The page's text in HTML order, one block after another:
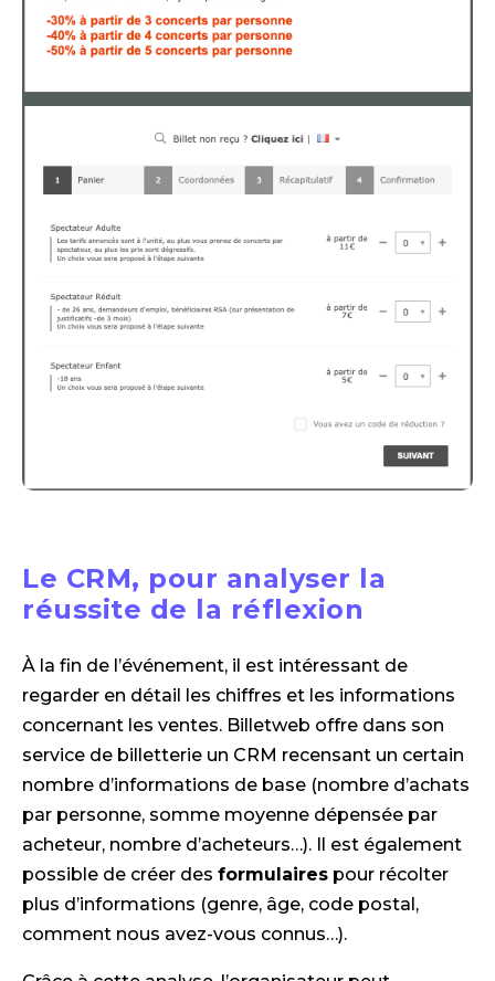
Le CRM, pour analyser la
réussite de la réflexion
À la fin de l’événement, il est intéressant de
regarder en détail les chiffres et les informations
concernant les ventes. Billetweb offre dans son
service de billetterie un CRM recensant un certain
nombre d’informations de base (nombre d’achats
par personne, somme moyenne dépensée par
acheteur, nombre d’acheteurs…). Il est également
possible de créer des formulaires pour récolter
plus d’informations (genre, âge, code postal,
comment nous avez-vous connus…).